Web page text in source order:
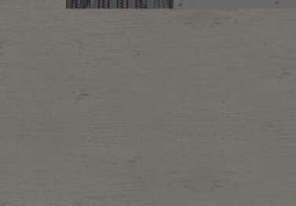
Bag